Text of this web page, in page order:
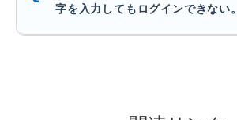
字を入力してもログインできない。